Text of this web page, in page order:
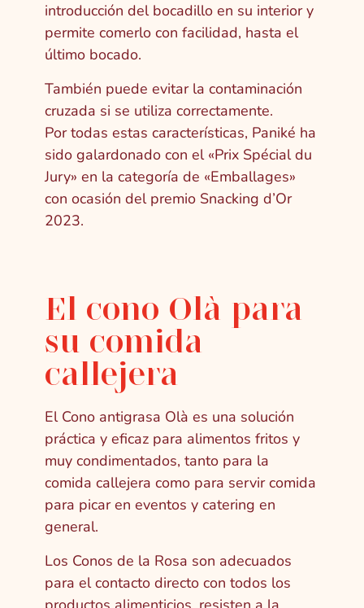
introducción del bocadillo en su interior y
permite comerlo con facilidad, hasta el
último bocado.
También puede evitar la contaminación
cruzada si se utiliza correctamente.
Por todas estas características, Paniké ha
sido galardonado con el «Prix Spécial du
Jury» en la categoría de «Emballages»
con ocasión del premio Snacking d’Or
2023.
El cono Olà para
su comida
callejera
El Cono antigrasa Olà es una solución
práctica y eficaz para alimentos fritos y
muy condimentados, tanto para la
comida callejera como para servir comida
para picar en eventos y catering en
general.
Los Conos de la Rosa son adecuados
para el contacto directo con todos los